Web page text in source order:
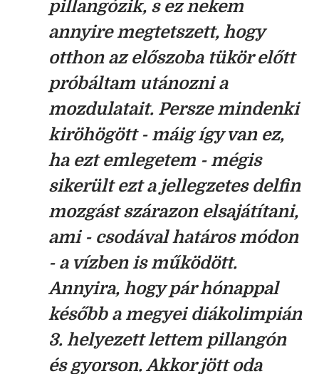
pillangózik, s ez nekem
annyire megtetszett, hogy
otthon az előszoba tükör előtt
próbáltam utánozni a
mozdulatait. Persze mindenki
kiröhögött - máig így van ez,
ha ezt emlegetem - mégis
sikerült ezt a jellegzetes delfin
mozgást szárazon elsajátítani,
ami - csodával határos módon
- a vízben is működött.
Annyira, hogy pár hónappal
később a megyei diákolimpián
3. helyezett lettem pillangón
és gyorson. Akkor jött oda